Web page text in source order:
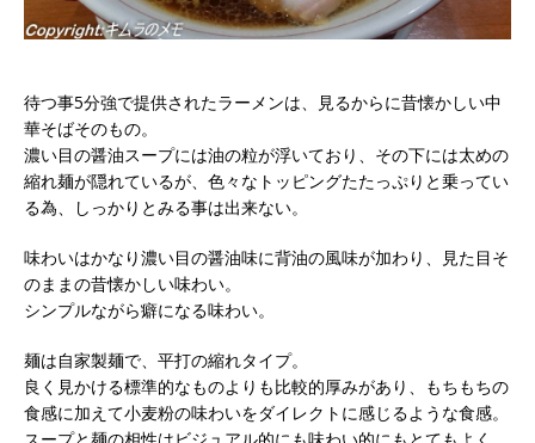
待つ事5分強で提供されたラーメンは、見るからに昔懐かしい中
華そばそのもの。
濃い目の醤油スープには油の粒が浮いており、その下には太めの
縮れ麺が隠れているが、色々なトッピングたたっぷりと乗ってい
る為、しっかりとみる事は出来ない。
味わいはかなり濃い目の醤油味に背油の風味が加わり、見た目そ
のままの昔懐かしい味わい。
シンプルながら癖になる味わい。
麺は自家製麺で、平打の縮れタイプ。
良く見かける標準的なものよりも比較的厚みがあり、もちもちの
食感に加えて小麦粉の味わいをダイレクトに感じるような食感。